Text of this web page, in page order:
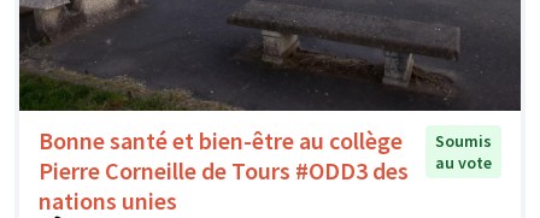
Bonne santé et bien-être au collège
Pierre Corneille de Tours #ODD3 des
nations unies
Soumis
au vote